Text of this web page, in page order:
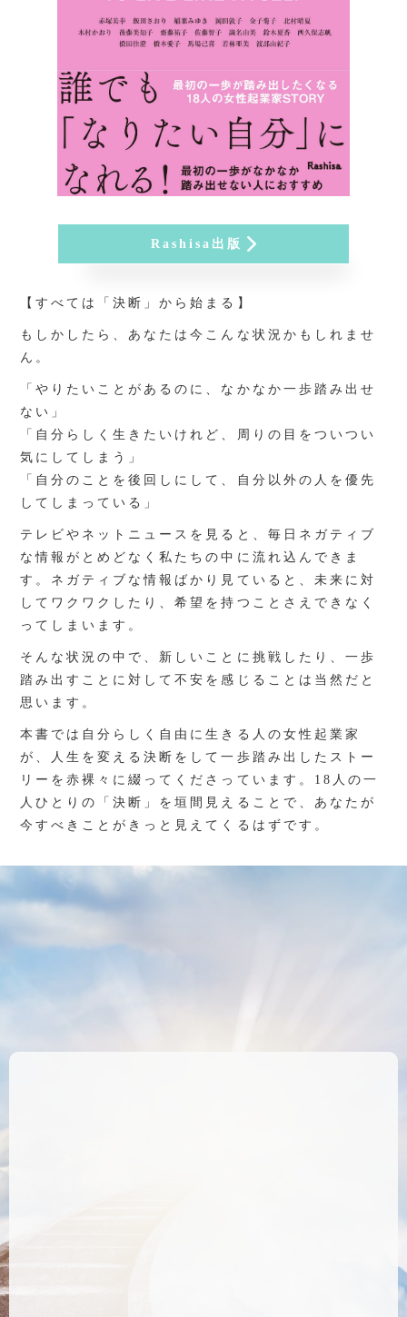
Rashisa出版
【すべては「決断」から始まる】
もしかしたら、あなたは今こんな状況かもしれませ
ん。
「やりたいことがあるのに、なかなか一歩踏み出せ
ない」
「自分らしく生きたいけれど、周りの目をついつい
気にしてしまう」
「自分のことを後回しにして、自分以外の人を優先
してしまっている」
テレビやネットニュースを見ると、毎日ネガティブ
な情報がとめどなく私たちの中に流れ込んできま
す。ネガティブな情報ばかり見ていると、未来に対
してワクワクしたり、希望を持つことさえできなく
ってしまいます。
そんな状況の中で、新しいことに挑戦したり、一歩
踏み出すことに対して不安を感じることは当然だと
思います。
本書では自分らしく自由に生きる人の女性起業家
が、人生を変える決断をして一歩踏み出したストー
リーを赤裸々に綴ってくださっています。18人の一
人ひとりの「決断」を垣間見えることで、あなたが
今すべきことがきっと見えてくるはずです。